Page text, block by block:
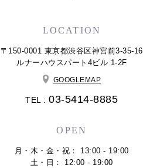
LOCATION
〒150-0001 東京都渋谷区神宮前3-35-16
ルナーハウスパート4ビル 1-2F
GOOGLEMAP
TEL :03-5414-8885
OPEN
月・木・金・祝： 13:00 - 19:00
土・日： 12:00 - 19:00